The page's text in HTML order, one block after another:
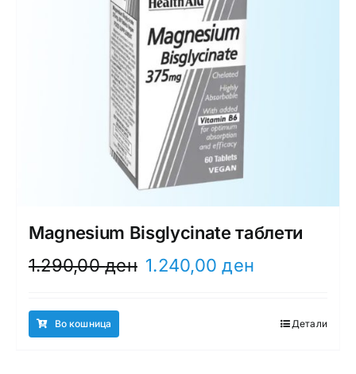
Magnesium Bisglycinate таблети
1.290,00ден Original
1.240,00ден
1.240,00 ден.
Во кошница Детали